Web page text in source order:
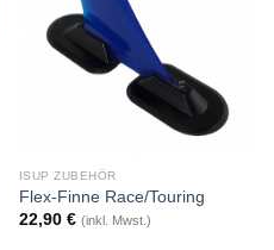
ISUP ZUBEHÖR
Flex-Finne Race/Touring
22,90 € (inkl. Mwst.)